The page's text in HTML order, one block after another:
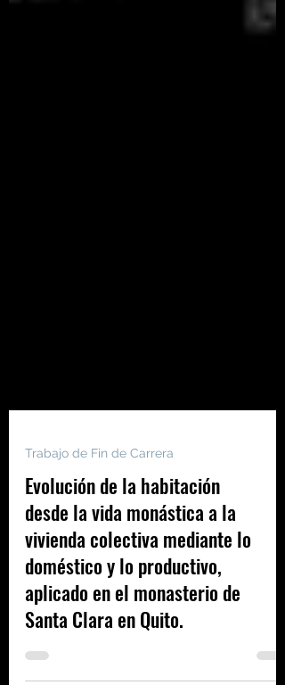
Trabajo de Fin de Carrera
Evolución de la habitación
desde la vida monástica a la
vivienda colectiva mediante lo
doméstico y lo productivo,
aplicado en el monasterio de
Santa Clara en Quito.